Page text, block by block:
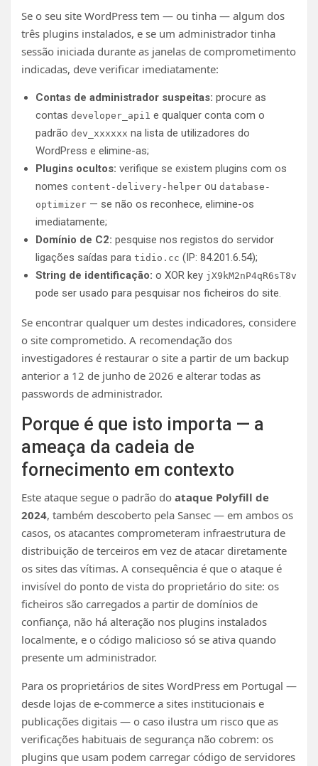
Se o seu site WordPress tem — ou tinha — algum dos
três plugins instalados, e se um administrador tinha
sessão iniciada durante as janelas de comprometimento
indicadas, deve verificar imediatamente:
Contas de administrador suspeitas: procure as
contas developer_api1 e qualquer conta com o
padrão dev_xxxxxx na lista de utilizadores do
WordPress e elimine-as;
Plugins ocultos: verifique se existem plugins com os
nomes content-delivery-helper ou database-
optimizer — se não os reconhece, elimine-os
imediatamente;
Domínio de C2: pesquise nos registos do servidor
ligações saídas para tidio.cc (IP: 84.201.6.54);
String de identificação: o XOR key jX9kM2nP4qR6sT8v
pode ser usado para pesquisar nos ficheiros do site.
Se encontrar qualquer um destes indicadores, considere
o site comprometido. A recomendação dos
investigadores é restaurar o site a partir de um backup
anterior a 12 de junho de 2026 e alterar todas as
passwords de administrador.
Porque é que isto importa — a
ameaça da cadeia de
fornecimento em contexto
Este ataque segue o padrão do ataque Polyfill de
2024, também descoberto pela Sansec — em ambos os
casos, os atacantes comprometeram infraestrutura de
distribuição de terceiros em vez de atacar diretamente
os sites das vítimas. A consequência é que o ataque é
invisível do ponto de vista do proprietário do site: os
ficheiros são carregados a partir de domínios de
confiança, não há alteração nos plugins instalados
localmente, e o código malicioso só se ativa quando
presente um administrador.
Para os proprietários de sites WordPress em Portugal —
desde lojas de e-commerce a sites institucionais e
publicações digitais — o caso ilustra um risco que as
verificações habituais de segurança não cobrem: os
plugins que usam podem carregar código de servidores